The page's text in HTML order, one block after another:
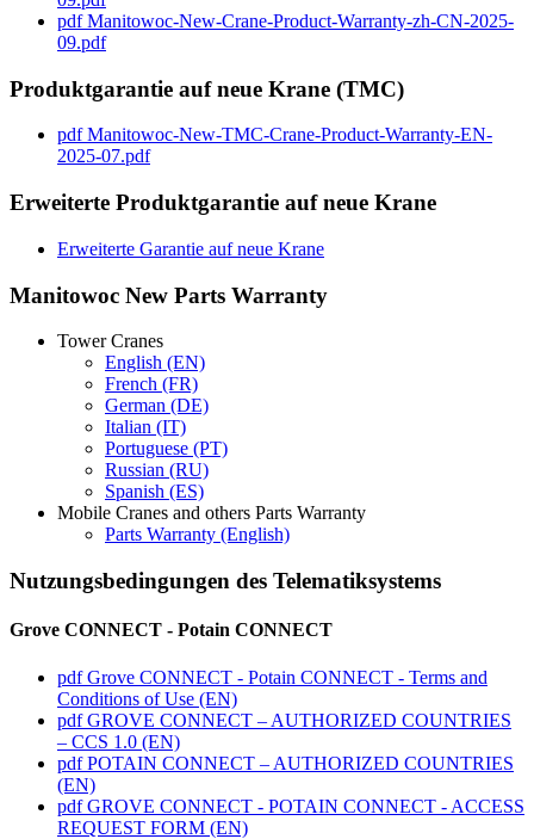
pdfManitowoc-New-Crane-Product-Warranty-zh-CN-2025-
09.pdf
Produktgarantie auf neue Krane (TMC)
pdfManitowoc-New-TMC-Crane-Product-Warranty-EN-
2025-07.pdf
Erweiterte Produktgarantie auf neue Krane
Erweiterte Garantie auf neue Krane
Manitowoc New Parts Warranty
Tower Cranes
English (EN)
French (FR)
German (DE)
Italian (IT)
Portuguese (PT)
Russian (RU)
Spanish (ES)
Mobile Cranes and others Parts Warranty
Parts Warranty (English)
Nutzungsbedingungen des Telematiksystems
Grove CONNECT - Potain CONNECT
pdfGrove CONNECT - Potain CONNECT - Terms and
Conditions of Use (EN)
pdfGROVE CONNECT – AUTHORIZED COUNTRIES
– CCS 1.0 (EN)
pdfPOTAIN CONNECT – AUTHORIZED COUNTRIES
(EN)
pdfGROVE CONNECT - POTAIN CONNECT - ACCESS
REQUEST FORM (EN)